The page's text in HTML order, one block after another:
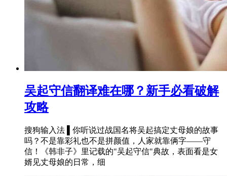
吴起守信翻译难在哪？新手必看破解
攻略
搜狗输入法 ▌你听说过战国名将吴起搞定丈母娘的故事
吗？不是靠彩礼也不是拼颜值，人家就靠俩字——守
信！《韩非子》里记载的"吴起守信"典故，表面看是女
婿见丈母娘的日常，细